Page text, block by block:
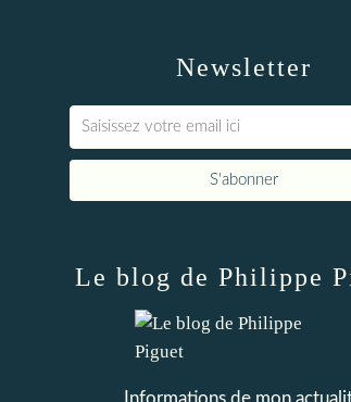
Newsletter
Le blog de Philippe
Informations de mon